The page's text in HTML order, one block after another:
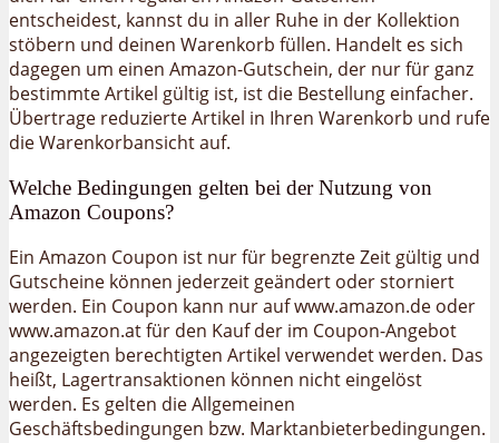
entscheidest, kannst du in aller Ruhe in der Kollektion
stöbern und deinen Warenkorb füllen. Handelt es sich
dagegen um einen Amazon-Gutschein, der nur für ganz
bestimmte Artikel gültig ist, ist die Bestellung einfacher.
Übertrage reduzierte Artikel in Ihren Warenkorb und rufe
die Warenkorbansicht auf.
Welche Bedingungen gelten bei der Nutzung von
Amazon Coupons?
Ein Amazon Coupon ist nur für begrenzte Zeit gültig und
Gutscheine können jederzeit geändert oder storniert
werden. Ein Coupon kann nur auf www.amazon.de oder
www.amazon.at für den Kauf der im Coupon-Angebot
angezeigten berechtigten Artikel verwendet werden. Das
heißt, Lagertransaktionen können nicht eingelöst
werden. Es gelten die Allgemeinen
Geschäftsbedingungen bzw. Marktanbieterbedingungen.